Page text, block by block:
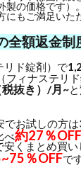
の価格です）。
もご満足いた
全額返金制
リド錠剤）で
フィナステリ
抜き）/月~
でお試しの方
べ約27％OFF
安くまとめ買
％OFFで